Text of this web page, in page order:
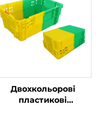
Двохкольорові
пластикові